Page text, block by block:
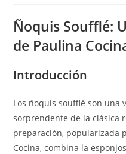
Ñoquis Soufflé:
de Paulina
Introducción
Los ñoquis soufflé son una
sorprendente de la clásica
preparación, popularizada
Cocina, combina la